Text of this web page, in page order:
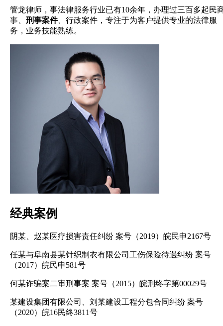
管龙律师，事法律服务行业已有10余年，办理过三百多起民
事、 刑事案件、行政案件，专注于为客户提供专业的法律服
务，业务技能熟练。
经典案例
阴某、赵某医疗损害责任纠纷 案号（2019）皖民申2167号
任某与阜南县某针织制衣有限公司工伤保险待遇纠纷 案号
（2017）皖民申581号
何某诈骗案二审刑事案 案号（2015）皖刑终字第00029号
某建设集团有限公司、刘某建设工程分包合同纠纷 案号
（2020）皖16民终3811号